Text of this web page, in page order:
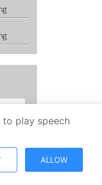
WordPress
to play speech
ALLOW